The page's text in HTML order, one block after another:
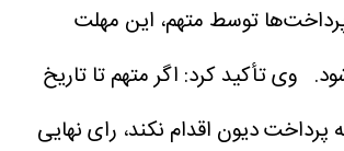
توسط متهم، این مهلت
وی تأکید کرد: اگر متهم تا تاریخ
دیون اقدام نکند، رای نهایی